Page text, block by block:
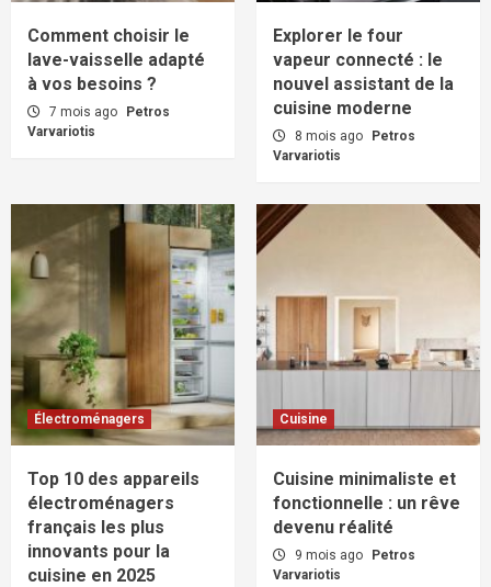
Comment choisir le
lave-vaisselle adapté
à vos besoins ?
7 mois ago
Petros
Varvariotis
Explorer le four
vapeur connecté : le
nouvel assistant de la
cuisine moderne
8 mois ago
Petros
Varvariotis
Électroménagers
Top 10 des appareils
électroménagers
français les plus
innovants pour la
cuisine en 2025
Cuisine
Cuisine minimaliste et
fonctionnelle : un rêve
devenu réalité
9 mois ago
Petros
Varvariotis